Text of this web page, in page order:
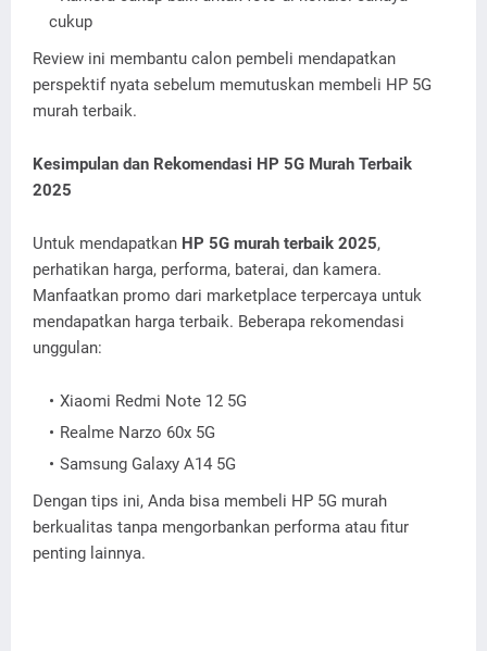
cukup
Review ini membantu calon pembeli mendapatkan
perspektif nyata sebelum memutuskan membeli HP 5G
murah terbaik.
Kesimpulan dan Rekomendasi HP 5G Murah Terbaik
2025
Untuk mendapatkan HP 5G murah terbaik 2025,
perhatikan harga, performa, baterai, dan kamera.
Manfaatkan promo dari marketplace terpercaya untuk
mendapatkan harga terbaik. Beberapa rekomendasi
unggulan:
Xiaomi Redmi Note 12 5G
Realme Narzo 60x 5G
Samsung Galaxy A14 5G
Dengan tips ini, Anda bisa membeli HP 5G murah
berkualitas tanpa mengorbankan performa atau fitur
penting lainnya.